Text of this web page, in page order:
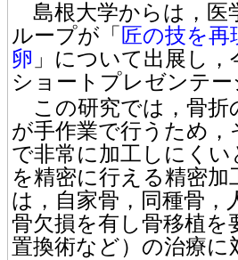
島根大学からは，医
ループが「 匠の技を
卵 」について出展し
ショートプレゼンテ
この研究では，骨折
が手作業で行うため
で非常に加工しにく
を精密に行える精密
は，自家骨，同種骨
骨欠損を有し骨移植を
置換術など）の治療